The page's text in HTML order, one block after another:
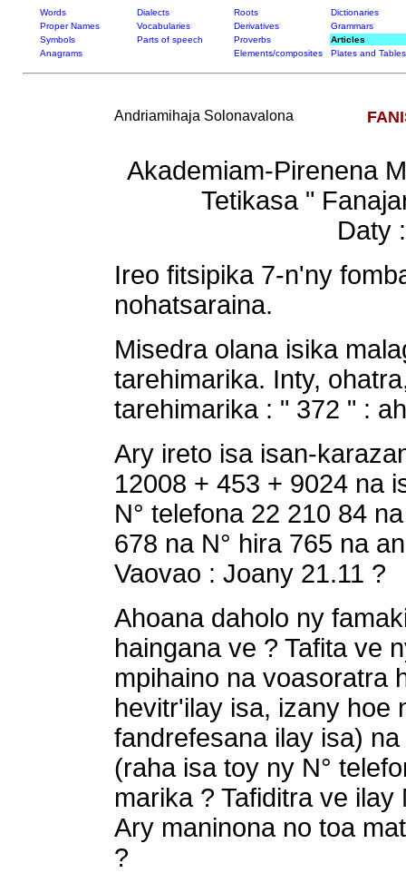
Words Dialects Roots
Dictionaries
Proper Names
Vocabularies Derivatives
Grammars
Symbols
Parts of speech Proverbs
Articles
Anagrams
Elements/composites Plates and Tables
Andriamihaja Solonavalona
Akademiam-Pirenena
Tetikasa "
Daty
Ireo fitsipika 7-n'ny
nohatsaraina.
Misedra olana isika
tarehimarika. Inty,
tarehimarika : " 372 " :
Ary ireto isa isan-
12008 + 453 + 9024 na
N° telefona 22 210 84
678 na N° hira 765 na
Vaovao : Joany 21.11 ?
Ahoana daholo ny
haingana ve ? Tafita ve
mpihaino na voasoratra
hevitr'ilay isa, izany hoe
fandrefesana ilay isa)
(raha isa toy ny N°
marika ? Tafiditra ve
Ary maninona no toa
?